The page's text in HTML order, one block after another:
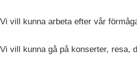
Vi vill kunna arbeta efter vår
Vi vill kunna gå på konserter, resa,